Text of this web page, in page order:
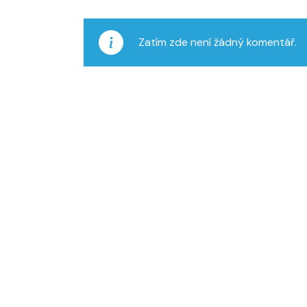
Zatím zde není žádný komentář.